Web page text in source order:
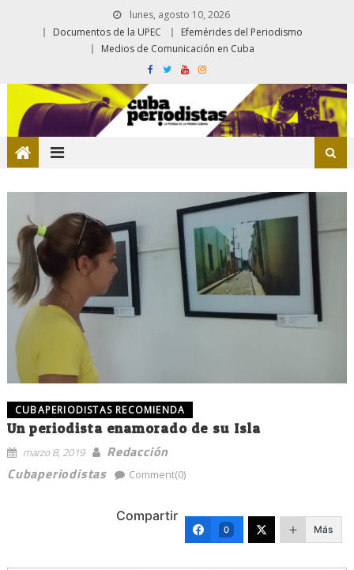
lunes, agosto 10, 2026
Documentos de la UPEC
Efemérides del Periodismo
Medios de Comunicación en Cuba
CUBAPERIODISTAS RECOMIENDA
Un periodista enamorado de su Isla
marzo 8, 2019
Redacción
Cubaperiodistas
Comment(0)
Compartir
0 Más